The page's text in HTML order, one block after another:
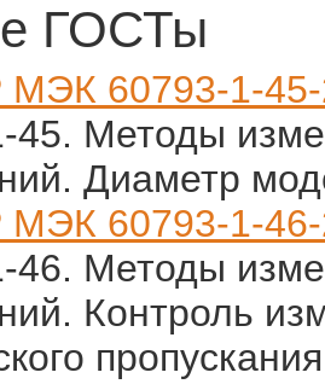
ГОСТы
60793-1-
45. Методы
Диаметр
60793-1-
46. Методы
Контроль
пропускания